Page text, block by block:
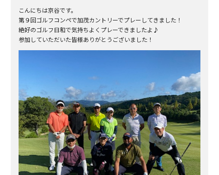
こんにちは京谷です。
第９回ゴルフコンペで加茂カントリーでプレーしてきました！
絶好のゴルフ日和で気持ちよくプレーできましたよ♪
参加していただいた皆様ありがとうございました！